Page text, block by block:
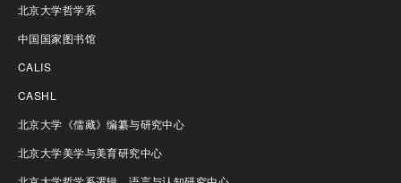
北京大学哲学系
中国国家图书馆
CALIS
CASHL
北京大学《儒藏》编纂与研究中心
北京大学美学与美育研究中心